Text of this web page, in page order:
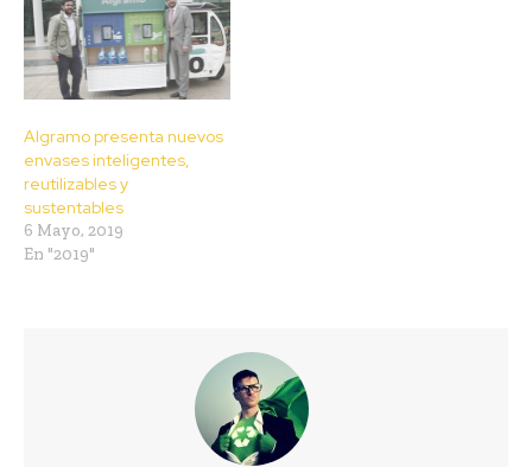
Algramo presenta nuevos
envases inteligentes,
reutilizables y
sustentables
6 Mayo, 2019
En "2019"